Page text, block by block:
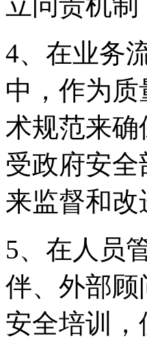
4、在业
中，作
术规范来
受政府安全
来监督和
5、在人
伴、外部
安全培训